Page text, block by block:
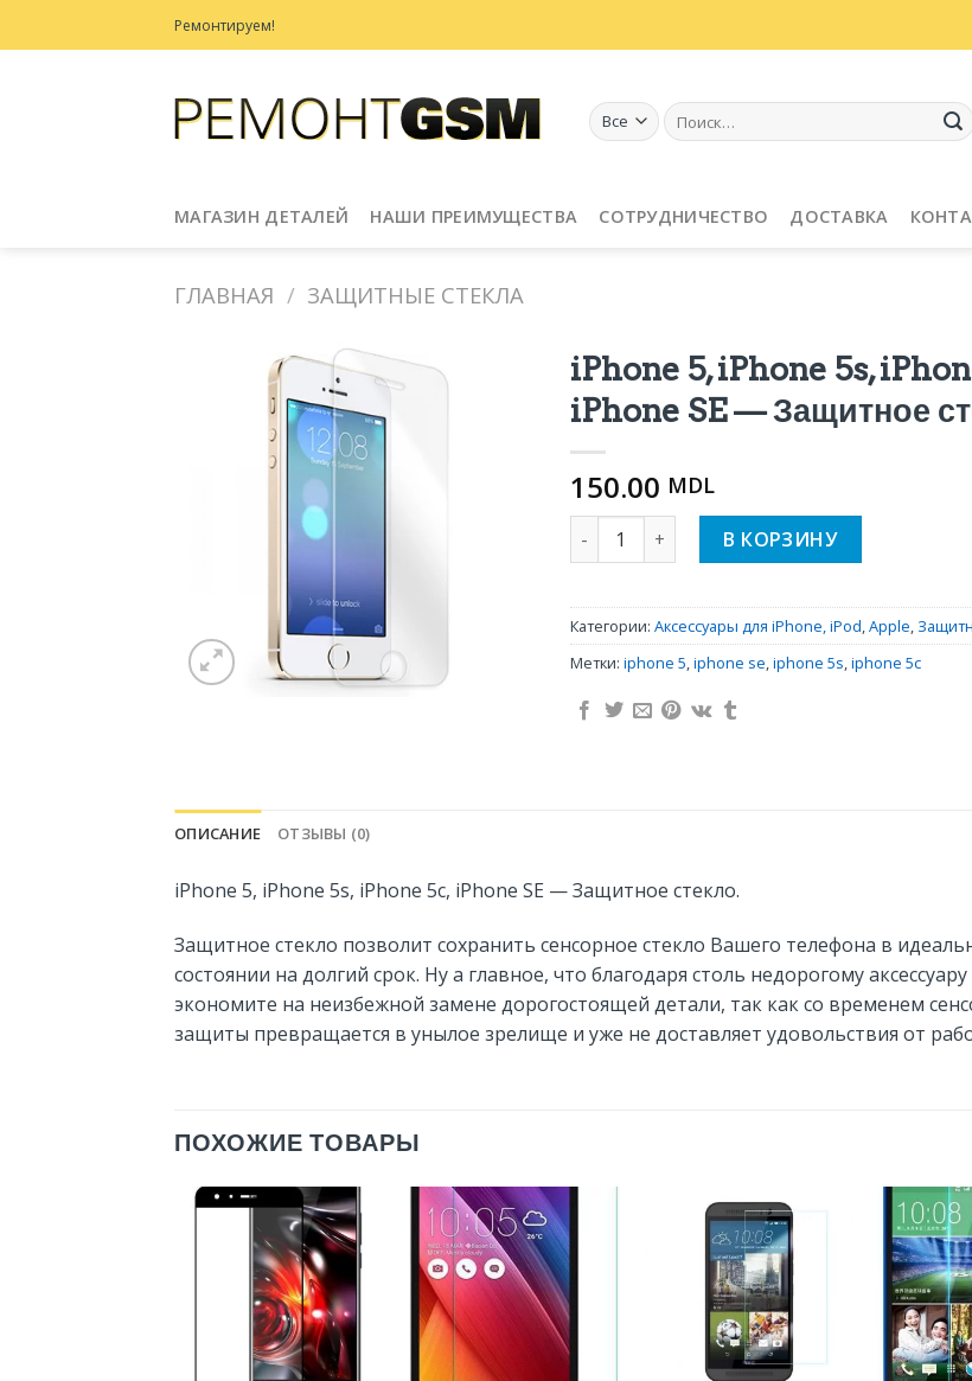
to
Ремонтируем!
Искать:
МАГАЗИН ДЕТАЛЕЙ НАШИ ПРЕИМУЩЕСТВА СОТРУДНИЧЕСТВО ДОСТАВКА
ГЛАВНАЯ / ЗАЩИТНЫЕ СТЕКЛА
iPhone 5, iPhone 5s,
iPhone SE — Защитное
150.00 MDL
Количество iPhone 5, iPhone 5s, iPhone 5c,
В КОРЗИНУ
Категории: Аксессуары для iPhone, iPod,Apple,
Метки: iphone 5,iphone se,iphone 5s,iphone 5c
ОПИСАНИЕ ОТЗЫВЫ (0)
iPhone 5, iPhone 5s, iPhone 5c, iPhone SE — Защитное стекло.
Защитное стекло позволит сохранить сенсорное стекло Вашего телефона в
состоянии на долгий срок. Ну а главное, что благодаря столь недорогому
экономите на неизбежной замене дорогостоящей детали, так как со временем
защиты превращается в унылое зрелище и уже не доставляет удовольствия от
ПОХОЖИЕ ТОВАРЫ
Добавить
в
Избранное
Добавить
в
Избранное
Добавить
в
Избранное